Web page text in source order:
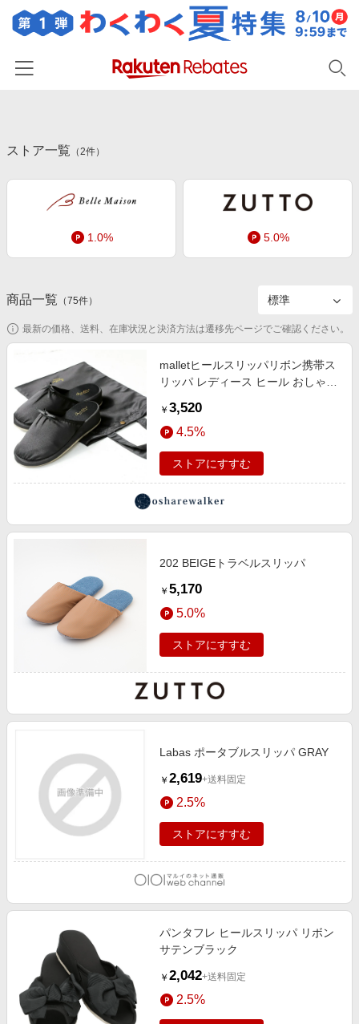
カテゴリー一覧
百貨店・総合ECモール
ファッション・インナー・小物
食品・スイーツ・お酒
家電・PC・スマホ・カメラ
エンタメ
スポーツ・アウトドア・ゴルフ
インテリア・寝具
ペット・花・DIY・車
金融・マネー・保険
ビジネス・その他サービス
初回購入者限定特典
新着ストアのご紹介
電子書籍特集
楽天サービス特集
旅行特集
お中元特集2026
わくわく夏特集
とことん買い物チャレンジ
Apple公式サイト×楽天カード分割払い
Qoo10メガポ
友達紹介
楽天IDでログイン/会員登録
ストア一覧 （2件）
1.0% 5.0%
商品一覧 （75件）
最新の価格、送料、在庫状況と決済方法は遷移先ページでご確認ください。
malletヒールスリッパリボン携帯ス
リッパ レディース ヒール おしゃれ
行 学校 入学式 卒業式 参観日 幼稚
園 受験 黒 ブラック リボン 折らな
い 収納バッグ付き ヒールスリッパ
Mサイズ Lサイズ 室内 かわいい マ
マ お受験 保護者【
￥ 3,520
4.5%
ストアにすすむ
202 BEIGEトラベルスリッパ
￥ 5,170
5.0%
ストアにすすむ
Labas ポータブルスリッパ GRAY
￥ 2,619+送料固定
2.5%
ストアにすすむ
パンタフレ ヒールスリッパ リボン
サテンブラック
￥ 2,042+送料固定
2.5%